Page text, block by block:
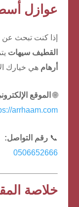
عوازل
إذا كنت تبحث عن
القطيف سيهات
أرهام هي خيارك
🌐 الموقع
arrhaam.com/
📞 رقم التواصل:
0506652666
خلاصة